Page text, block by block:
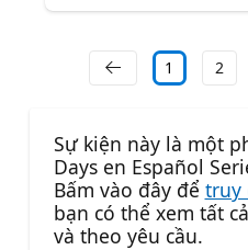
1 2
Sự kiện này là một
Days en Español
Bấm vào đây để truy
bạn có thể xem tất
và theo yêu cầu.